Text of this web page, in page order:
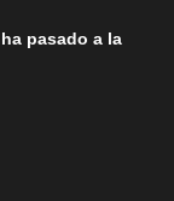
pasado a la